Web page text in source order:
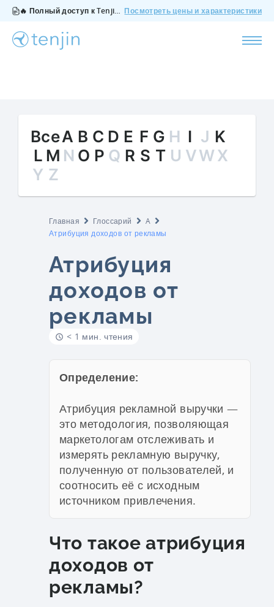
🔥 Полный доступ к Tenjin за $200/месяц - все функции, без дополнений, отмена в любое время. Посмотреть цены и характеристики
ВсеA B C D E F G H I J K
L M N O P Q R S T U VWX
Y Z
Главная Глоссарий
A
Атрибуция доходов от рекламы
Атрибуция
доходов от
рекламы
< 1 мин. чтения
Определение:
Атрибуция рекламной выручки —
это методология, позволяющая
маркетологам отслеживать и
измерять рекламную выручку,
полученную от пользователей, и
соотносить её с исходным
источником привлечения.
Что такое атрибуция
доходов от
рекламы?